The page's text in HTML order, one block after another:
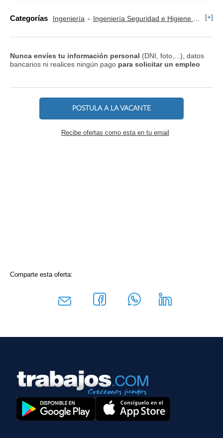
Categorías Ingeniería Ingeniería Seguridad e Higiene Laboral [+]
Nunca envíes tu información personal (DNI, foto,...), datos
bancarios ni realices ningún pago para solicitar un empleo
POSTULA A LA VACANTE
Recibe ofertas como esta en tu email
Comparte esta oferta: